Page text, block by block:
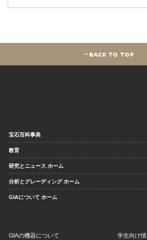
BACK TO TOP
宝石百科事典
教育
研究とニュース ホーム
分析とグレーディング ホーム
GIAについて ホーム
GIAの機器について 学生向け